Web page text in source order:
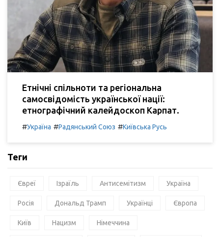
Етнічні спільноти та регіональна
самосвідомість української нації:
етнографічний калейдоскоп Карпат.
#Україна #Радянський Союз #Київська Русь
Теги
Євреї Ізраїль Антисемітизм Україна
Росія Дональд Трамп Українці Європа
Київ Нацизм Німеччина